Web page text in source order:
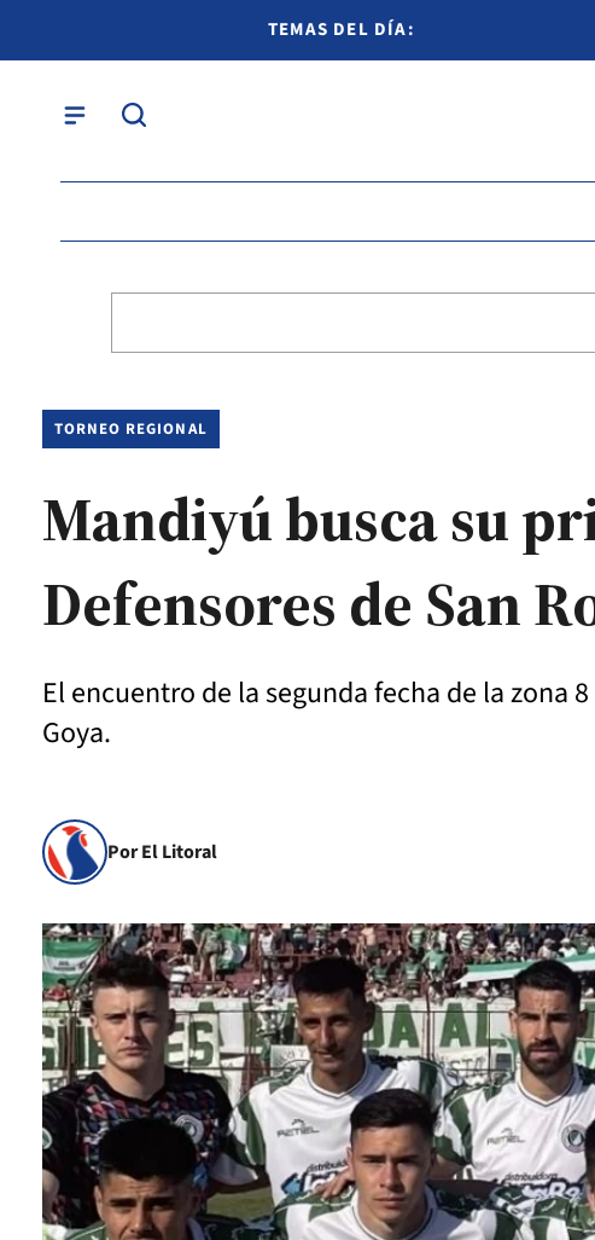
TEMAS DEL DÍA:
TORNEO REGIONAL
Mandiyú busca su
Defensores de San
El encuentro de la segunda fecha de la zona
Goya.
Por El Litoral